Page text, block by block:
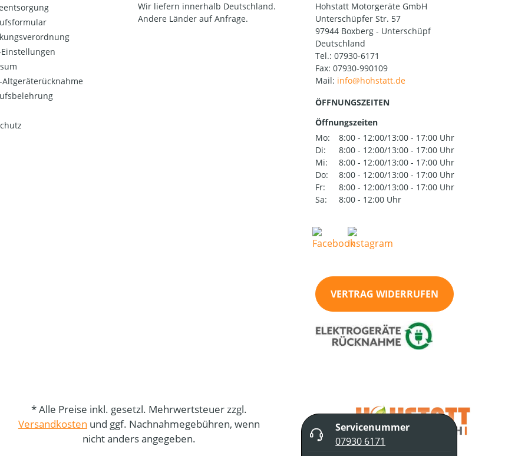
Einstellungen
Altgeräterücknahme
Wir liefern innerhalb Deutschland.
Andere Länder auf Anfrage.
Hohstatt Motorgeräte GmbH
Unterschüpfer Str. 57
97944 Boxberg - Unterschüpf
Deutschland
Tel.: 07930-6171
Fax: 07930-990109
Mail:
ÖFFNUNGSZEITEN
Öffnungszeiten
Mo:
8:00 - 12:00/13:00 - 17:00 Uhr
Di:
8:00 - 12:00/13:00 - 17:00 Uhr
Mi:
8:00 - 12:00/13:00 - 17:00 Uhr
Do:
8:00 - 12:00/13:00 - 17:00 Uhr
Fr:
8:00 - 12:00/13:00 - 17:00 Uhr
Sa:
8:00 - 12:00 Uhr
VERTRAG WIDERRUFEN
* Alle Preise inkl. gesetzl. Mehrwertsteuer zzgl.
Versandkosten und ggf. Nachnahmegebühren, wenn
nicht anders angegeben.
Servicenummer
07930 6171